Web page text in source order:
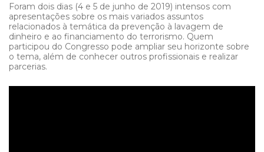
Foram dois dias (4 e 5 de junho de 2019) intensos com
apresentações sobre os mais variados assuntos
relacionados à temática da prevenção à lavagem de
dinheiro e ao financiamento do terrorismo. Quem
participou do Congresso pode ampliar seu horizonte sobre
o tema, além de conhecer outros profissionais e realizar
parcerias.